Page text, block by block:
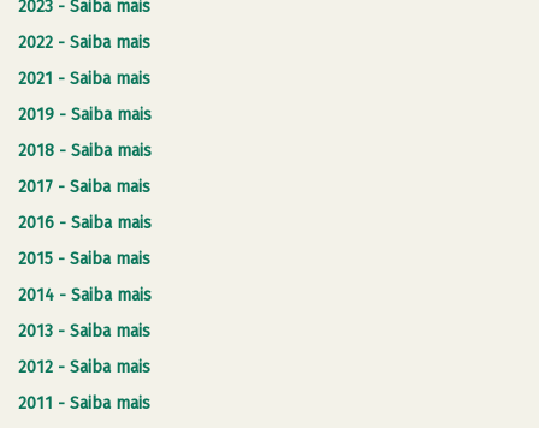
2023 - Saiba mais
2022 - Saiba mais
2021 - Saiba mais
2019 - Saiba mais
2018 - Saiba mais
2017 - Saiba mais
2016 - Saiba mais
2015 - Saiba mais
2014 - Saiba mais
2013 - Saiba mais
2012 - Saiba mais
2011 - Saiba mais